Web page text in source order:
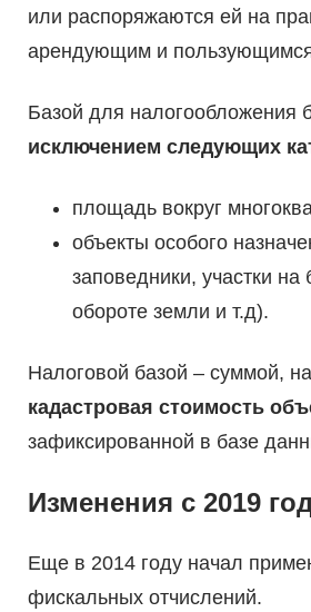
или распоряжаются ей на
арендующим и пользующимся
Базой для налогообложения
исключением следующих
площадь вокруг
объекты особого
заповедники, участки
обороте земли и т.д).
Налоговой базой – суммой,
кадастровая стоимость
зафиксированной в базе
Изменения с 2019
Еще в 2014 году начал
фискальных отчислений.